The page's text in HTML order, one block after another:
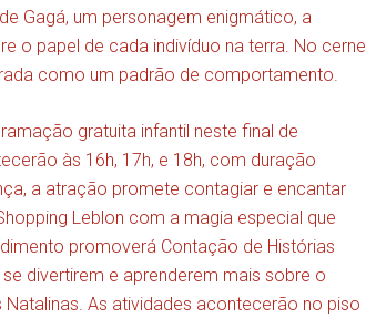
Gagá, um personagem enigmático, a
o papel de cada indivíduo na terra. No cerne
como um padrão de comportamento.
gratuita infantil neste final de
às 16h, 17h, e 18h, com duração
a atração promete contagiar e encantar
Leblon com a magia especial que
promoverá Contação de Histórias
divertirem e aprenderem mais sobre o
As atividades acontecerão no piso